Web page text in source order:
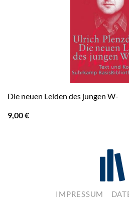
Die neuen Leiden des jungen W-
9,00€
IMPRESSUM